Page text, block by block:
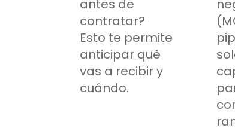
antes de
contratar?
Esto te permite
anticipar qué
vas a recibir y
cuándo.